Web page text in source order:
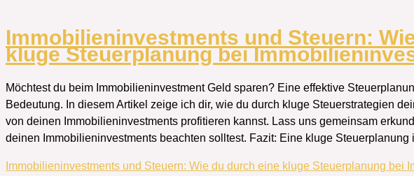
Immobilieninvestments und Steuern:
kluge Steuerplanung bei
Möchtest du beim Immobilieninvestment Geld sparen? Eine effektive
Bedeutung. In diesem Artikel zeige ich dir, wie du durch kluge Steuerstrategien
von deinen Immobilieninvestments profitieren kannst. Lass uns gemeinsam
deinen Immobilieninvestments beachten solltest. Fazit: Eine kluge Steuerplanung
Immobilieninvestments und Steuern: Wie du durch eine kluge Steuerplanung bei